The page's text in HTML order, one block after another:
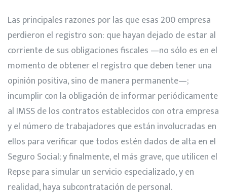
Las principales razones por las que esas 200 empresa
perdieron el registro son: que hayan dejado de estar al
corriente de sus obligaciones fiscales —no sólo es en el
momento de obtener el registro que deben tener una
opinión positiva, sino de manera permanente—;
incumplir con la obligación de informar periódicamente
al IMSS de los contratos establecidos con otra empresa
y el número de trabajadores que están involucradas en
ellos para verificar que todos estén dados de alta en el
Seguro Social; y finalmente, el más grave, que utilicen el
Repse para simular un servicio especializado, y en
realidad, haya subcontratación de personal.